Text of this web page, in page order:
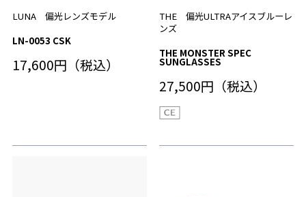
LUNA 偏光レンズモデル
LN-0053 CSK
17,600円（税込）
THE 偏光ULTRAアイスブルーレ
ンズ
THE MONSTER SPEC
SUNGLASSES
27,500円（税込）